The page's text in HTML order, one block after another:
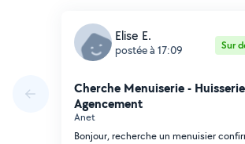
Elise E.
postée à 17:09 Sur
Cherche Menuiserie -
Agencement
Anet
Bonjour, recherche un menuisier